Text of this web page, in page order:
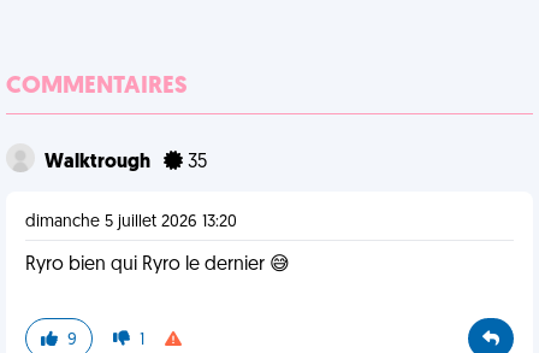
COMMENTAIRES
Walktrough 35
dimanche 5 juillet 2026 13:20
Ryro bien qui Ryro le dernier 😅
9 1